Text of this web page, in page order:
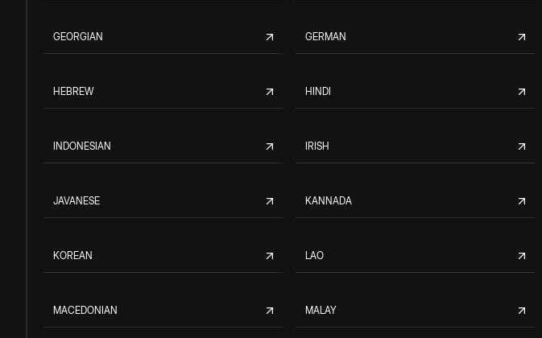
GEORGIAN GERMAN
HEBREW HINDI
INDONESIAN IRISH
JAVANESE KANNADA
KOREAN LAO
MACEDONIAN MALAY